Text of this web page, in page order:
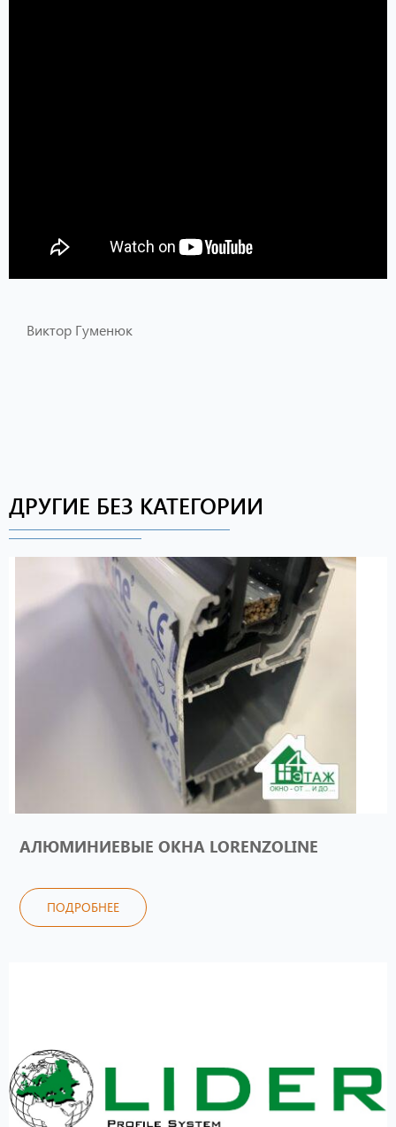
Виктор Гуменюк
ДРУГИЕ БЕЗ КАТЕГОРИИ
АЛЮМИНИЕВЫЕ ОКНА LORENZOLINE
ПОДРОБНЕЕ